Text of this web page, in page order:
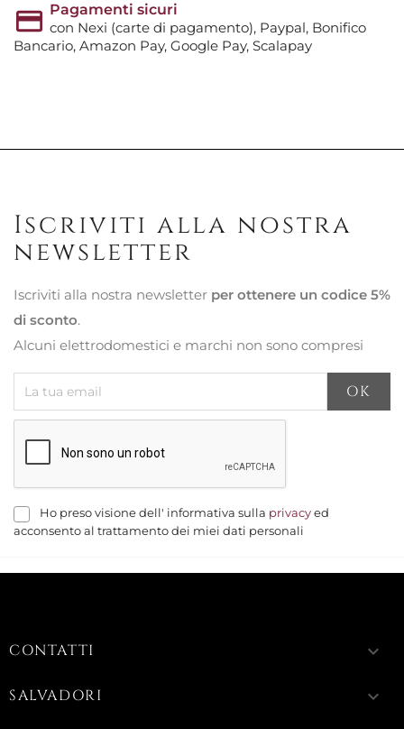
Pagamenti sicuri
con Nexi (carte di pagamento), Paypal, Bonifico
Bancario, Amazon Pay, Google Pay, Scalapay
Iscriviti alla nostra
newsletter
Iscriviti alla nostra newsletter per ottenere un codice 5%
di sconto.
Alcuni elettrodomestici e marchi non sono compresi
Ho preso visione dell' informativa sulla privacy ed
acconsento al trattamento dei miei dati personali
CONTATTI keyboard_arrow_down
SALVADORI keyboard_arrow_down